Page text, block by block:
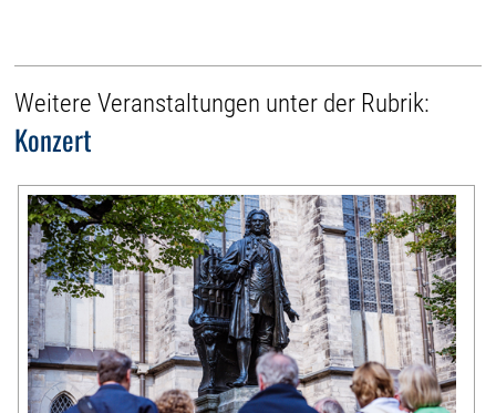
Weitere Veranstaltungen unter der Rubrik:
Konzert